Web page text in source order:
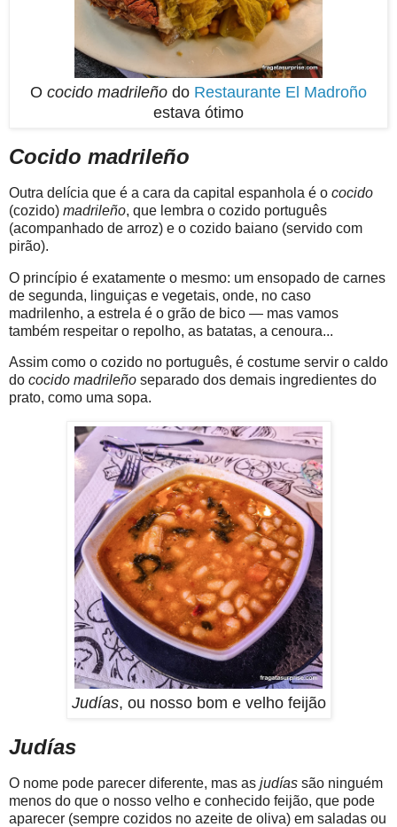
O cocido madrileño do Restaurante El Madroño
estava ótimo
Cocido madrileño
Outra delícia que é a cara da capital espanhola é o cocido
(cozido) madrileño, que lembra o cozido português
(acompanhado de arroz) e o cozido baiano (servido com
pirão).
O princípio é exatamente o mesmo: um ensopado de carnes
de segunda, linguiças e vegetais, onde, no caso
madrilenho, a estrela é o grão de bico — mas vamos
também respeitar o repolho, as batatas, a cenoura...
Assim como o cozido no português, é costume servir o caldo
do cocido madrileño separado dos demais ingredientes do
prato, como uma sopa.
Judías, ou nosso bom e velho feijão
Judías
O nome pode parecer diferente, mas as judías são ninguém
menos do que o nosso velho e conhecido feijão, que pode
aparecer (sempre cozidos no azeite de oliva) em saladas ou